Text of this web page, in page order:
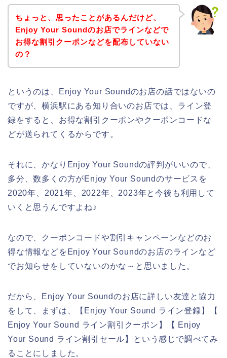
ちょっと、思ったことがあるんだけど、
Enjoy Your Soundのお店でラインなどで
お得な割引クーポンなどを配布していない
の？
というのは、Enjoy Your Soundのお店の話ではないの
ですが、横浜駅にある知り合いのお店では、ライン登
録をすると、お得な割引クーポンやクーポンコードな
どが送られてくるからです。
それに、かなりEnjoy Your Soundの評判がいいので、
多分、数多くの方がEnjoy Your Soundのサービスを
2020年、2021年、2022年、2023年と今後も利用して
いくと思うんですよね♪
なので、クーポンコードや割引キャンペーンなどのお
得な情報などをEnjoy Your Soundのお店のラインなど
でお知らせをしていないのかな～と思いました。
だから、Enjoy Your Soundのお店に詳しい友達と協力
をして、まずは、【Enjoy Your Sound ライン登録】【
Enjoy Your Sound ライン割引クーポン】【 Enjoy
Your Sound ライン割引セール】という感じで調べてみ
ることにしました。